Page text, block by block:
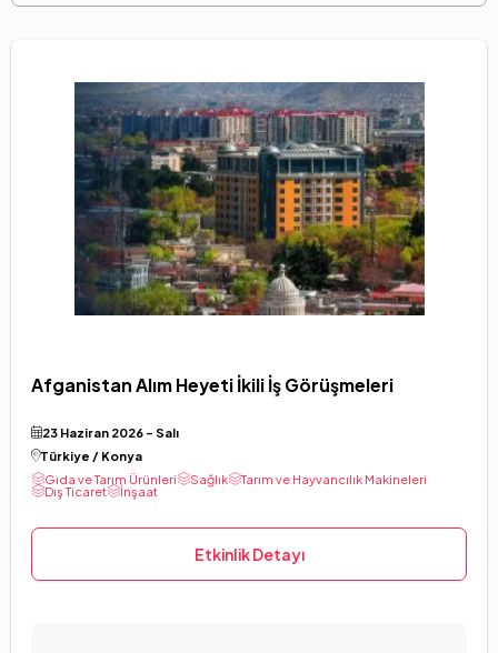
Türkçe
English
Afganistan Alım Heyeti İkili İş Görüşmeleri
23 Haziran 2026 - Salı
Türkiye / Konya
Gıda ve Tarım Ürünleri
Sağlık
Tarım ve Hayvancılık Makineleri
Dış Ticaret
İnşaat
Etkinlik Detayı